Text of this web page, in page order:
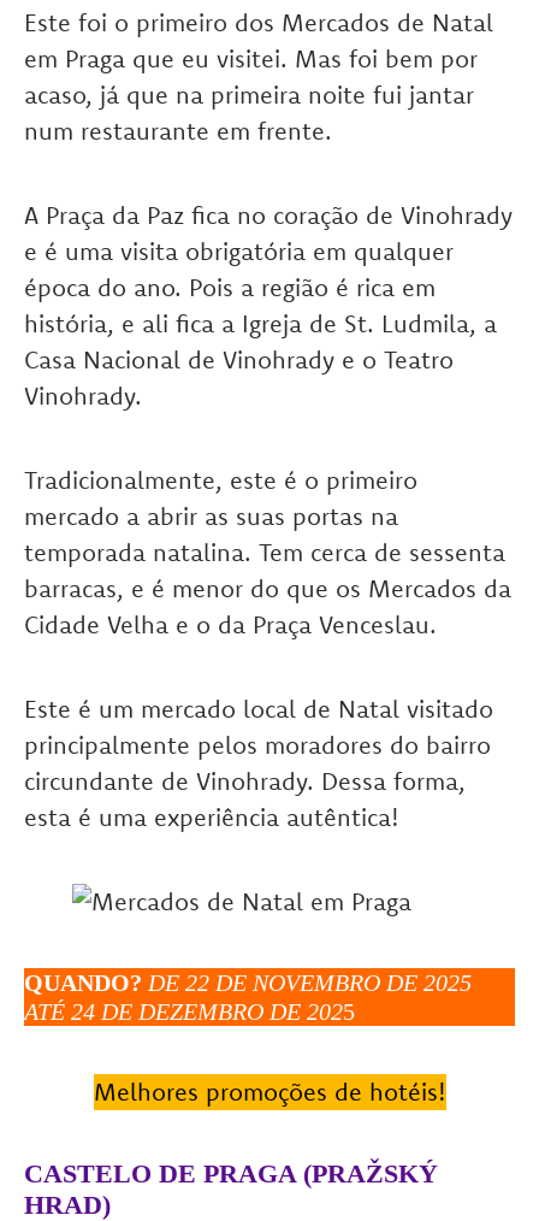
Este foi o primeiro dos Mercados de Natal
em Praga que eu visitei. Mas foi bem por
acaso, já que na primeira noite fui jantar
num restaurante em frente.
A Praça da Paz fica no coração de Vinohrady
e é uma visita obrigatória em qualquer
época do ano. Pois a região é rica em
história, e ali fica a Igreja de St. Ludmila, a
Casa Nacional de Vinohrady e o Teatro
Vinohrady.
Tradicionalmente, este é o primeiro
mercado a abrir as suas portas na
temporada natalina. Tem cerca de sessenta
barracas, e é menor do que os Mercados da
Cidade Velha e o da Praça Venceslau.
Este é um mercado local de Natal visitado
principalmente pelos moradores do bairro
circundante de Vinohrady. Dessa forma,
esta é uma experiência autêntica!
QUANDO? DE 22 DE NOVEMBRO DE 2025
ATÉ 24 DE DEZEMBRO DE 2025
Melhores promoções de hotéis!
CASTELO DE PRAGA (PRAŽSKÝ
HRAD)